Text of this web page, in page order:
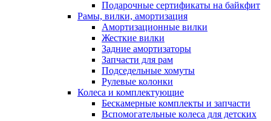
Подарочные сертификаты на байкфит
Рамы, вилки, амортизация
Амортизационные вилки
Жесткие вилки
Задние амортизаторы
Запчасти для рам
Подседельные хомуты
Рулевые колонки
Колеса и комплектующие
Бескамерные комплекты и запчасти
Вспомогательные колеса для детских